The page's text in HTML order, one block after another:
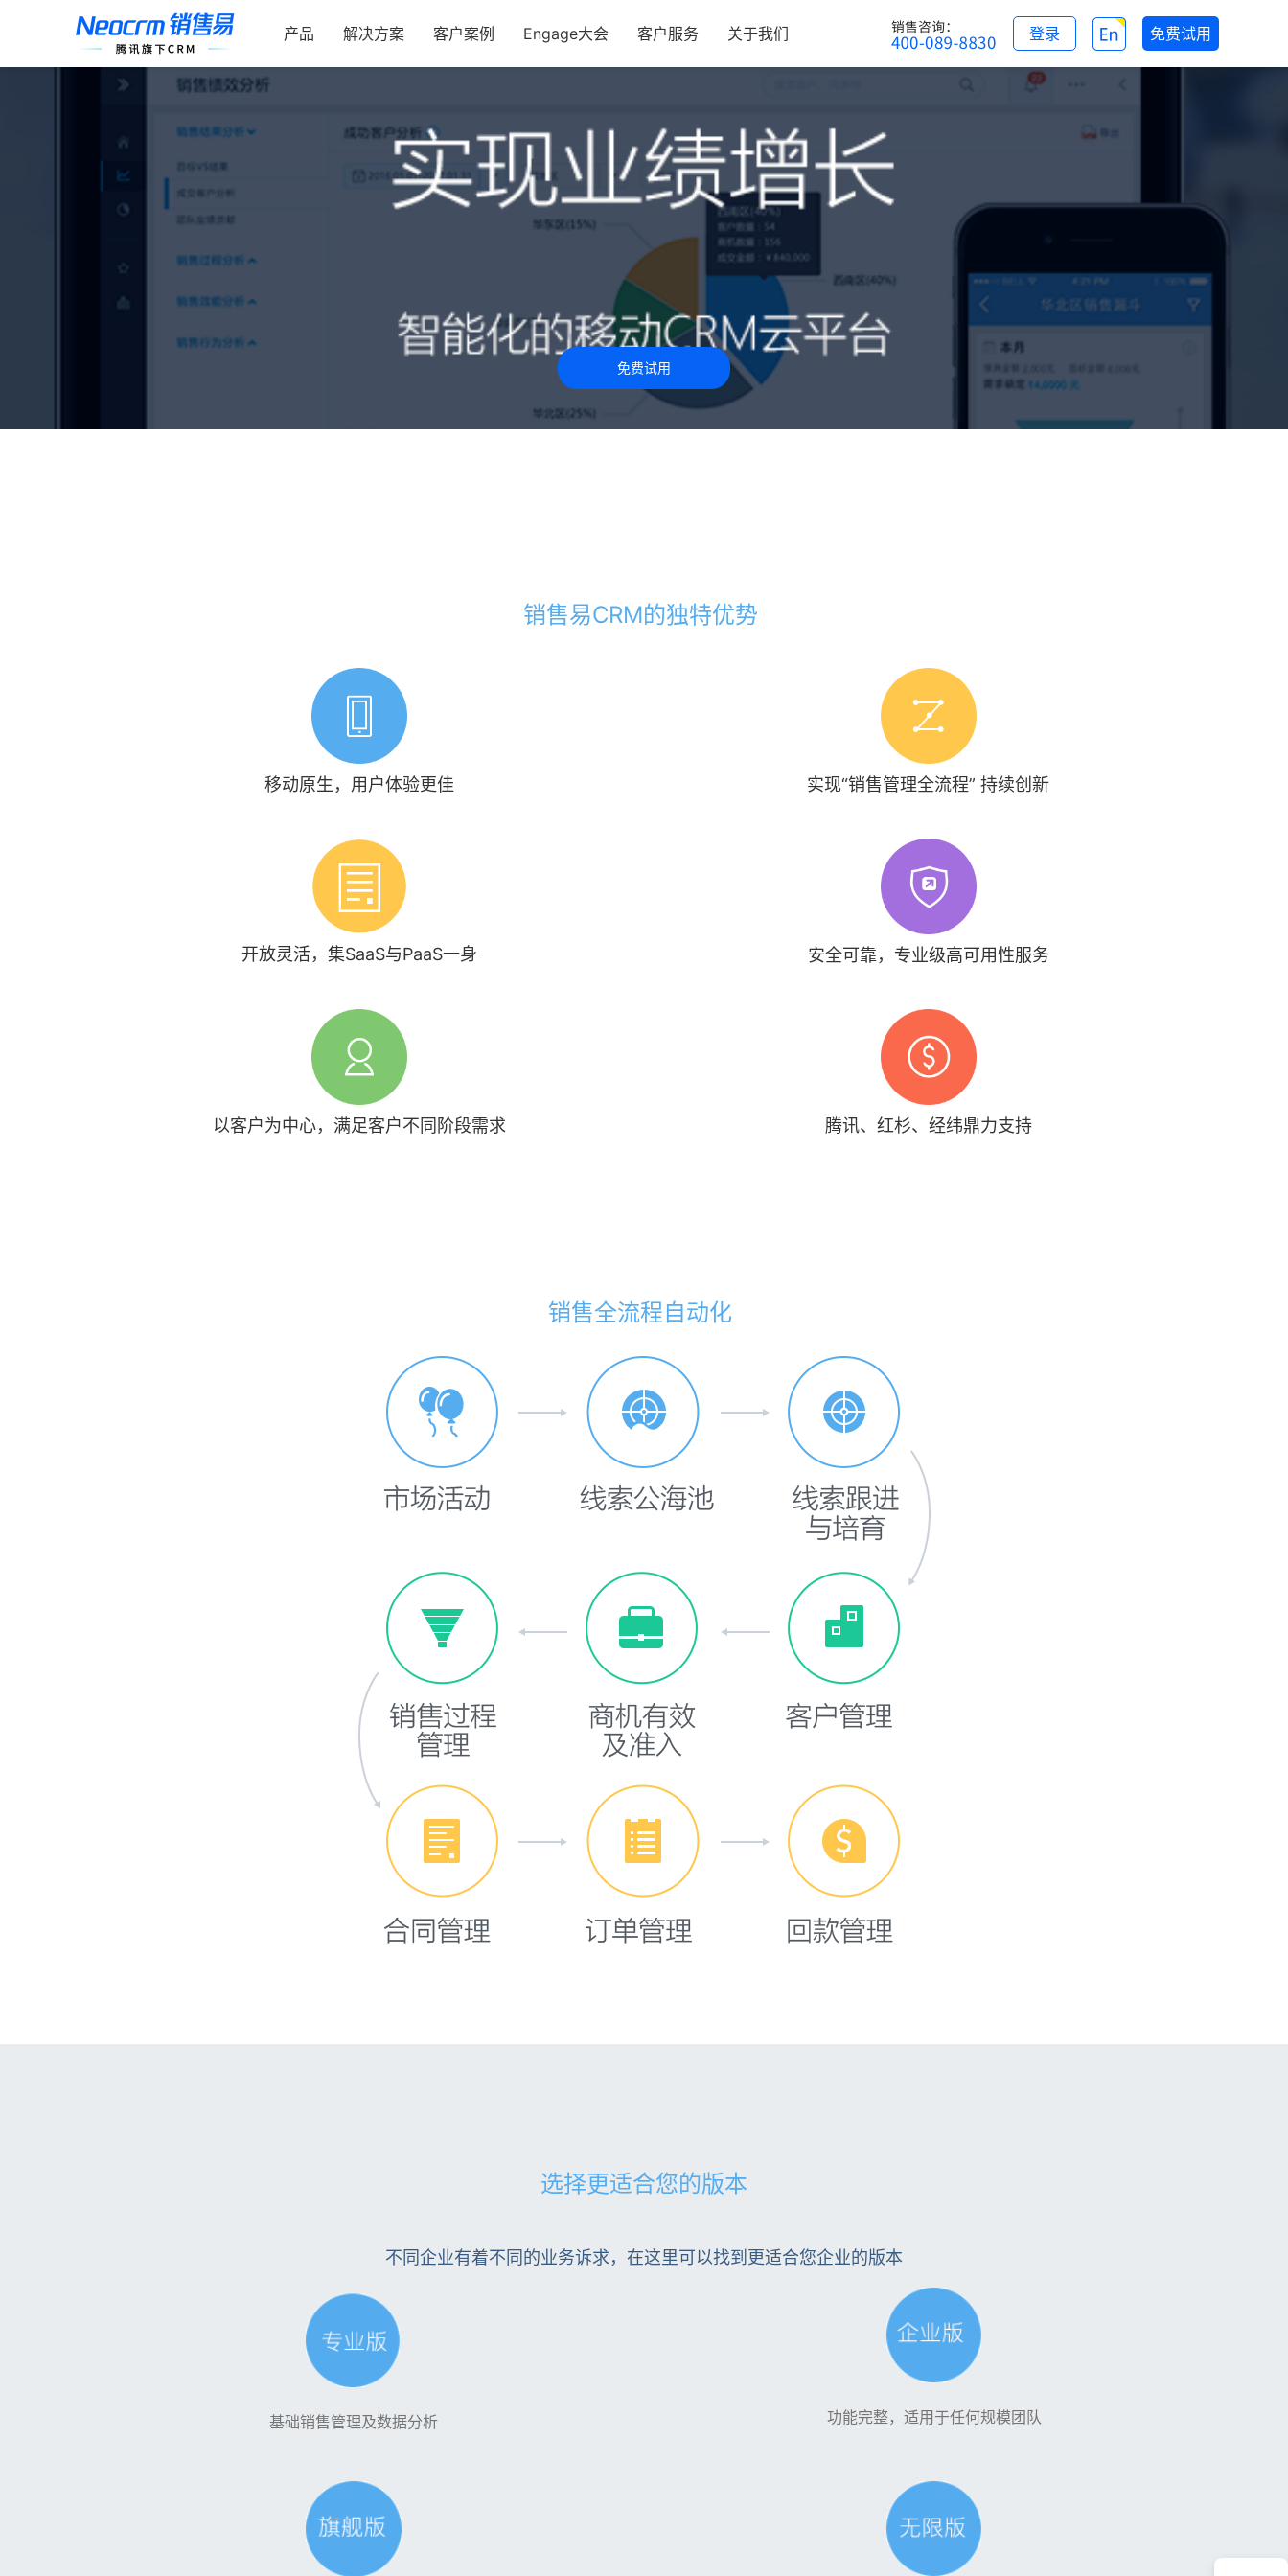
容
产品 解决方案 客户案例 Engage大会 客户服务 关于我们 免费试用
登录
免费试用
销售易CRM的独特优势
移动原生，用户体验更佳 实现“销售管理全流程” 持续创新
开放灵活，集SaaS与PaaS一身 安全可靠，专业级高可用性服务
以客户为中心，满足客户不同阶段需求 腾讯、红杉、经纬鼎力支持
销售全流程自动化
选择更适合您的版本
不同企业有着不同的业务诉求，在这里可以找到更适合您企业的版本
基础销售管理及数据分析 功能完整，适用于任何规模团队